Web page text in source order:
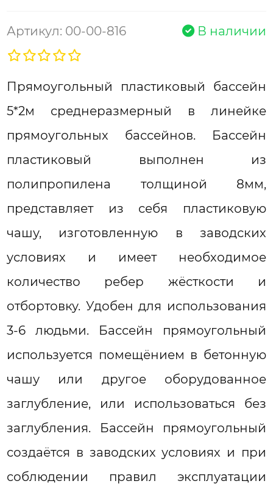
Артикул: 00-00-816 В наличии
Прямоугольный пластиковый бассейн
5*2м среднеразмерный в линейке
прямоугольных бассейнов. Бассейн
пластиковый выполнен из
полипропилена толщиной 8мм,
представляет из себя пластиковую
чашу, изготовленную в заводских
условиях и имеет необходимое
количество ребер жёсткости и
отбортовку. Удобен для использования
3-6 людьми. Бассейн прямоугольный
используется помещёнием в бетонную
чашу или другое оборудованное
заглубление, или использоваться без
заглубления. Бассейн прямоугольный
создаётся в заводских условиях и при
соблюдении правил эксплуатации